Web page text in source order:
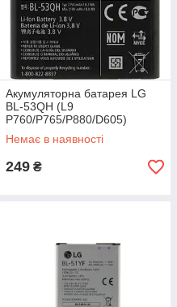
Акумуляторна батарея LG
BL-53QH (L9
P760/P765/P880/D605)
Немає в наявності
249 ₴